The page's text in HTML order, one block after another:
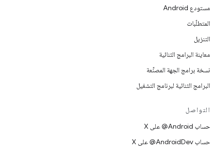
مستودع Android
المتطلّبات
التنزيل
معاينة البرامج الثنائية
نسخة برامج الجهة المصنِّعة
البرامج الثنائية لبرنامج التشغيل
التواصل
حساب ‎@Android على X
حساب ‎@AndroidDev على X